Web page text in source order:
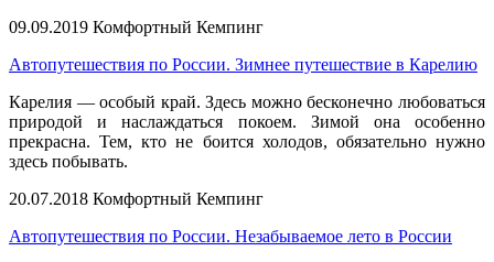
09.09.2019 Комфортный Кемпинг
Автопутешествия по России. Зимнее путешествие в Карелию
Карелия — особый край. Здесь можно бесконечно любоваться
природой и наслаждаться покоем. Зимой она особенно
прекрасна. Тем, кто не боится холодов, обязательно нужно
здесь побывать.
20.07.2018 Комфортный Кемпинг
Автопутешествия по России. Незабываемое лето в России